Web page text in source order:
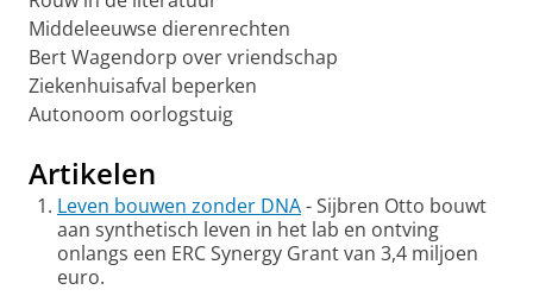
Middeleeuwse dierenrechten
Bert Wagendorp over vriendschap
Ziekenhuisafval beperken
Autonoom oorlogstuig
Artikelen
Leven bouwen zonder DNA- Sijbren Otto bouwt
aan synthetisch leven in het lab en ontving
onlangs een ERC Synergy Grant van 3,4 miljoen
euro.